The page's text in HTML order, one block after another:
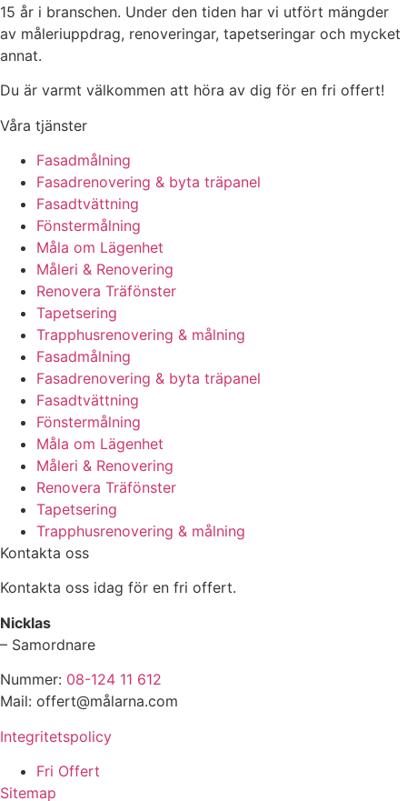
15 år i branschen. Under den tiden har vi utfört mängder
av måleriuppdrag, renoveringar, tapetseringar och mycket
annat.
Du är varmt välkommen att höra av dig för en fri offert!
Våra tjänster
Fasadmålning
Fasadrenovering & byta träpanel
Fasadtvättning
Fönstermålning
Måla om Lägenhet
Måleri & Renovering
Renovera Träfönster
Tapetsering
Trapphusrenovering & målning
Fasadmålning
Fasadrenovering & byta träpanel
Fasadtvättning
Fönstermålning
Måla om Lägenhet
Måleri & Renovering
Renovera Träfönster
Tapetsering
Trapphusrenovering & målning
Kontakta oss
Kontakta oss idag för en fri offert.
Nicklas
– Samordnare
Nummer: 08-124 11 612
Mail: offert@målarna.com
Integritetspolicy
Fri Offert
Sitemap